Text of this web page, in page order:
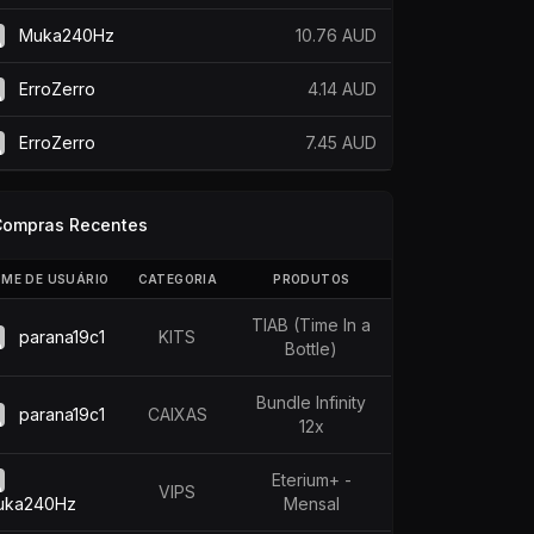
Muka240Hz 10.76 AUD
ErroZerro 4.14 AUD
ErroZerro 7.45 AUD
Recentes
DE USUÁRIO CATEGORIA PRODUTOS
parana19c1 KITS
TIAB (Time In a
Bottle)
parana19c1 CAIXAS
Bundle Infinity
12x
VIPS
Eterium+ -
Mensal